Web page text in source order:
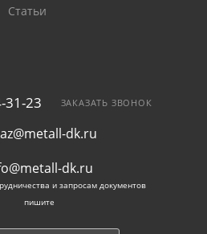
Статьи
31-23 ЗАКАЗАТЬ ЗВОНОК
dk.ru
dk.ru
и запросам документов
пишите